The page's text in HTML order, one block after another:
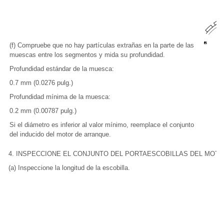
(f) Compruebe que no hay partículas extrañas en la parte de las
muescas entre los segmentos y mida su profundidad.
Profundidad estándar de la muesca:
0.7 mm (0.0276 pulg.)
Profundidad mínima de la muesca:
0.2 mm (0.00787 pulg.)
Si el diámetro es inferior al valor mínimo, reemplace el conjunto
del inducido del motor de arranque.
4. INSPECCIONE EL CONJUNTO DEL PORTAESCOBILLAS DEL
(a) Inspeccione la longitud de la escobilla.